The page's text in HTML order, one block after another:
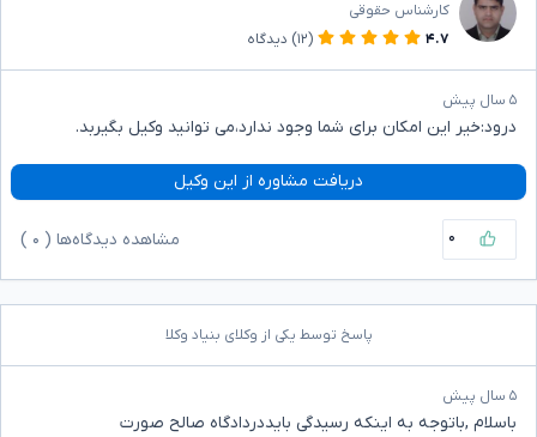
کارشناس حقوقی
۴.۷
(۱۲) دیدگاه
۵ سال پیش
درود:خیر این امکان برای شما وجود ندارد،می توانید وکیل بگیربد.
دریافت مشاوره از این وکیل
۰ مشاهده دیدگاه‌ها ( ۰
پاسخ توسط یکی از وکلای بنیاد وکلا
۵ سال پیش
باسلام ,باتوجه به اینکه رسیدگی بایددردادگاه صالح صورت